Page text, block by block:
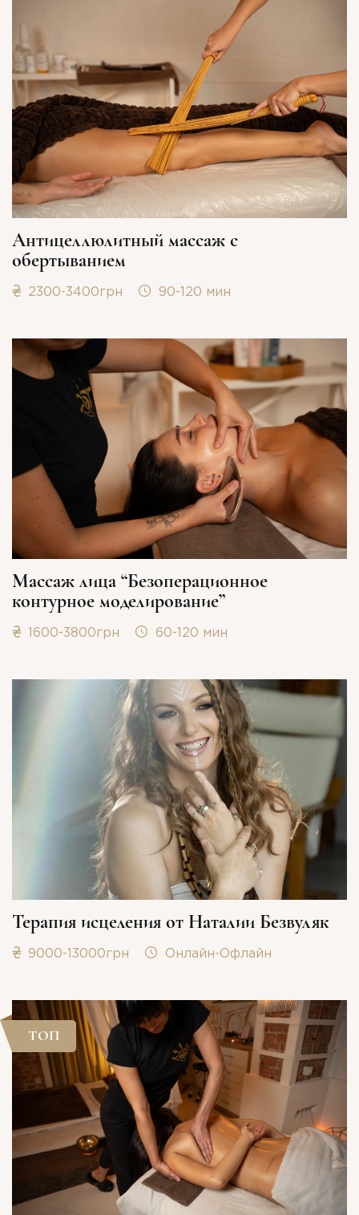
Антицеллюлитный массаж с
обертыванием
2300-3400грн 90-120 мин
Массаж лица “Безоперационное
контурное моделирование”
1600-3800грн 60-120 мин
Терапия исцеления от Наталии Безвуляк
9000-13000грн Онлайн-Офлайн
ТОП